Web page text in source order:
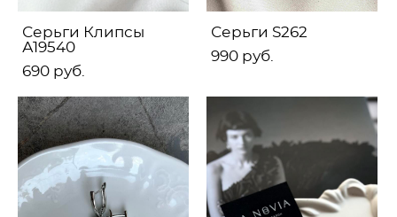
Серьги Клипсы
А19540
690 pуб.
Серьги S262
990 pуб.